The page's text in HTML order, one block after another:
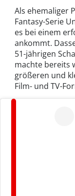
Als ehemaliger
Fantasy-Serie
es bei einem
ankommt.
51-jährigen
machte bereits
größeren und
Film- und TV-